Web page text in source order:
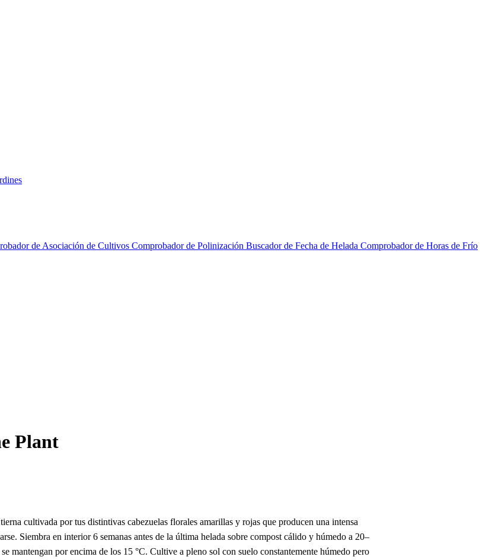
de Asociación de Cultivos Comprobador de Polinización Buscador de Fecha de Helada Comprobador de Horas de Frío
Plant
cultivada por tus distintivas cabezuelas florales amarillas y rojas que producen una intensa
Siembra en interior 6 semanas antes de la última helada sobre compost cálido y húmedo a 20–
mantengan por encima de los 15 °C. Cultive a pleno sol con suelo constantemente húmedo pero